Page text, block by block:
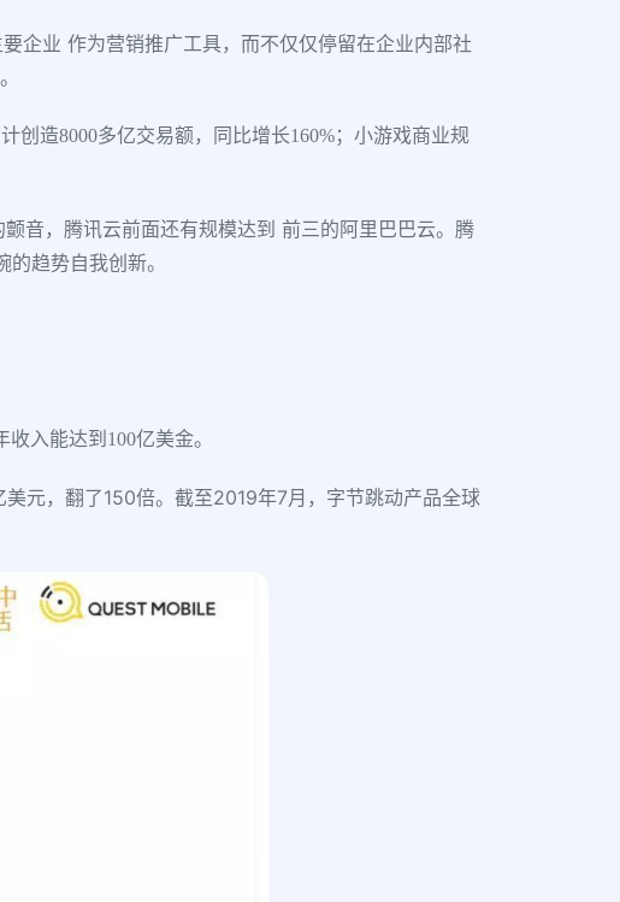
企业 作为营销推广工具，而不仅仅停留在企业内部社
创造8000多亿交易额，同比增长160%；小游戏商业规
音，腾讯云前面还有规模达到 前三的阿里巴巴云。腾
趋势自我创新。
入能达到100亿美金。
元，翻了150倍。截至2019年7月，字节跳动产品全球